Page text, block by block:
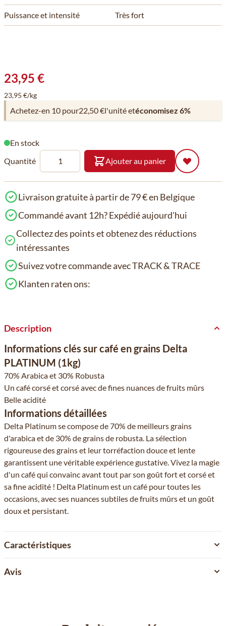
Puissance et intensité Très fort
23,95 €
23,95 €/kg
Achetez-en 10 pour22,50 €l'unité etéconomisez 6%
En stock
Quantité
Ajouter au panier
Livraison gratuite à partir de 79 € en Belgique
Commandé avant 12h? Expédié aujourd'hui
Collectez des points et obtenez des réductions
intéressantes
Suivez votre commande avec TRACK & TRACE
Klanten raten ons:
Description
Informations clés sur café en grains Delta
PLATINUM (1kg)
70% Arabica et 30% Robusta
Un café corsé et corsé avec de fines nuances de fruits mûrs
Belle acidité
Informations détaillées
Delta Platinum se compose de 70% de meilleurs grains
d'arabica et de 30% de grains de robusta. La sélection
rigoureuse des grains et leur torréfaction douce et lente
garantissent une véritable expérience gustative. Vivez la magie
d'un café qui convainc avant tout par son goût fort et corsé et
sa fine acidité ! Delta Platinum est un café pour toutes les
occasions, avec ses nuances subtiles de fruits mûrs et un goût
doux et persistant.
Caractéristiques
Avis